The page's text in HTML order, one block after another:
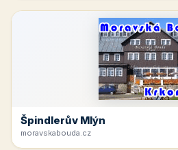
Špindlerův Mlýn
moravskabouda.cz